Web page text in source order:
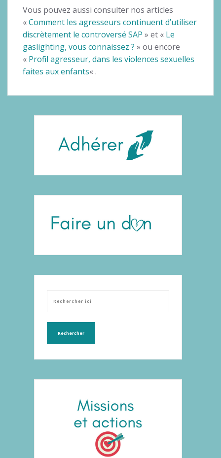
Vous pouvez aussi consulter nos articles
«Comment les agresseurs continuent d’utiliser
discrètement le controversé SAP » et « Le
gaslighting, vous connaissez ? » ou encore
« Profil agresseur, dans les violences sexuelles
faites aux enfants« .